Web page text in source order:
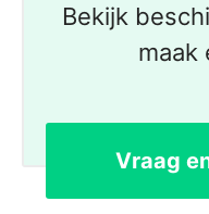
Bekijk
maak
Vraag